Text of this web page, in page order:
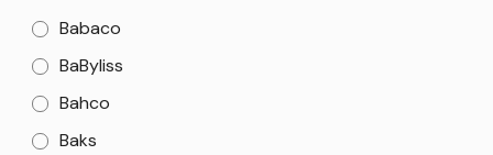
Babaco
BaByliss
Bahco
Baks